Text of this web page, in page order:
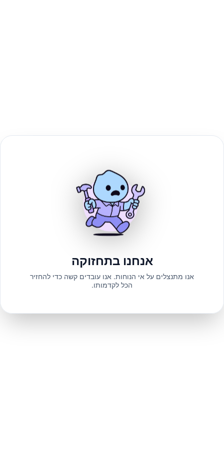
אנחנו בתחזוקה
אנו מתנצלים על אי הנוחות. אנו עובדים קשה כדי להחזיר
הכל לקדמותו.